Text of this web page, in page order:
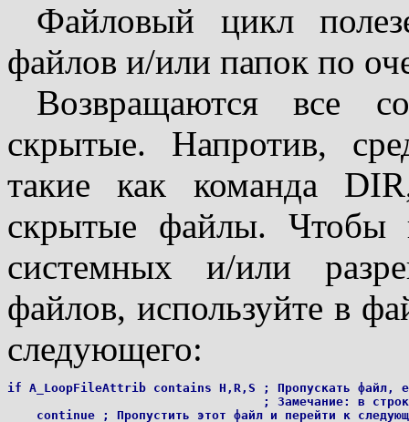
Файловый цикл
файлов и/или папок по
Возвращаются все
скрытые. Напротив,
такие как команда
скрытые файлы. Чтобы
системных и/или
файлов, используйте в
следующего:
if A_LoopFileAttrib contains H,R,S ; Пропускать файл,
; Замечание: в